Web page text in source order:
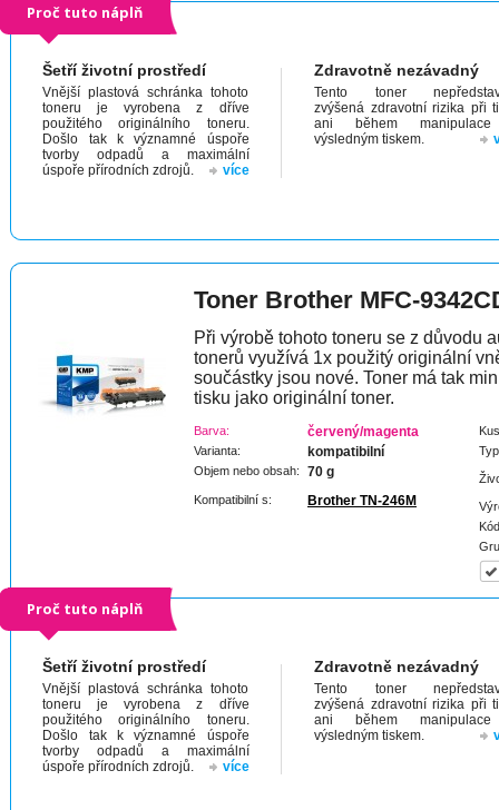
Proč tuto náplň
Šetří životní prostředí
Vnější plastová schránka tohoto
toneru je vyrobena z dříve
použitého originálního toneru.
Došlo tak k významné úspoře
tvorby odpadů a maximální
úspoře přírodních zdrojů.
více
Zdravotně nezávadný
Tento toner
zvýšená zdravotní rizika při
ani během
výsledným tiskem.
Toner Brother MFC-
Při výrobě tohoto toneru se z důvodu
tonerů využívá 1x použitý originální
součástky jsou nové. Toner má tak
tisku jako originální toner.
Barva: červený/magenta
Varianta: kompatibilní
Objem nebo obsah: 70 g
Kompatibilní s: Brother TN-246M
Proč tuto náplň
Šetří životní prostředí
Vnější plastová schránka tohoto
toneru je vyrobena z dříve
použitého originálního toneru.
Došlo tak k významné úspoře
tvorby odpadů a maximální
úspoře přírodních zdrojů.
více
Zdravotně nezávadný
Tento toner
zvýšená zdravotní rizika při
ani během
výsledným tiskem.